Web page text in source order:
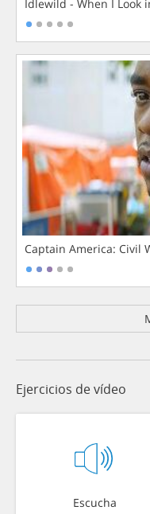
Idlewild - When I Look
Captain America: Civil
Ejercicios de vídeo
Escucha